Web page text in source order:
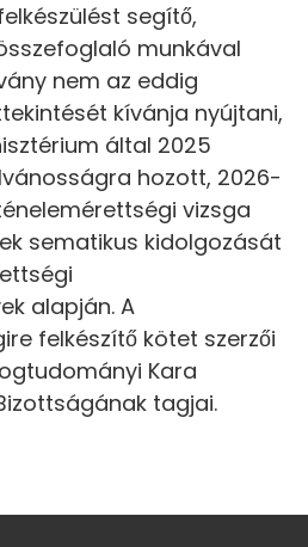
segítő,
munkával
nem az eddig
kívánja nyújtani,
által 2025
hozott, 2026-
vizsga
sematikus kidolgozását
alapján. A
felkészítő kötet szerzői
Kara
tagjai.